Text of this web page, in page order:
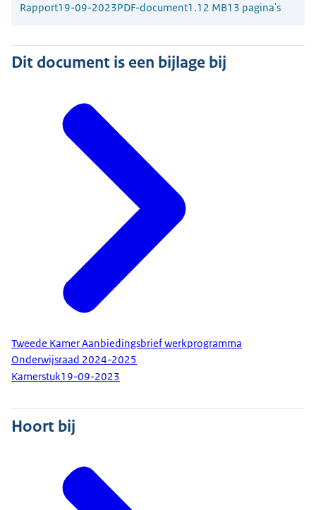
Rapport19-09-2023PDF-document1.12 MB13 pagina's
Dit document is een bijlage bij
Tweede Kamer Aanbiedingsbrief werkprogramma
Onderwijsraad 2024-2025
Kamerstuk19-09-2023
Hoort bij